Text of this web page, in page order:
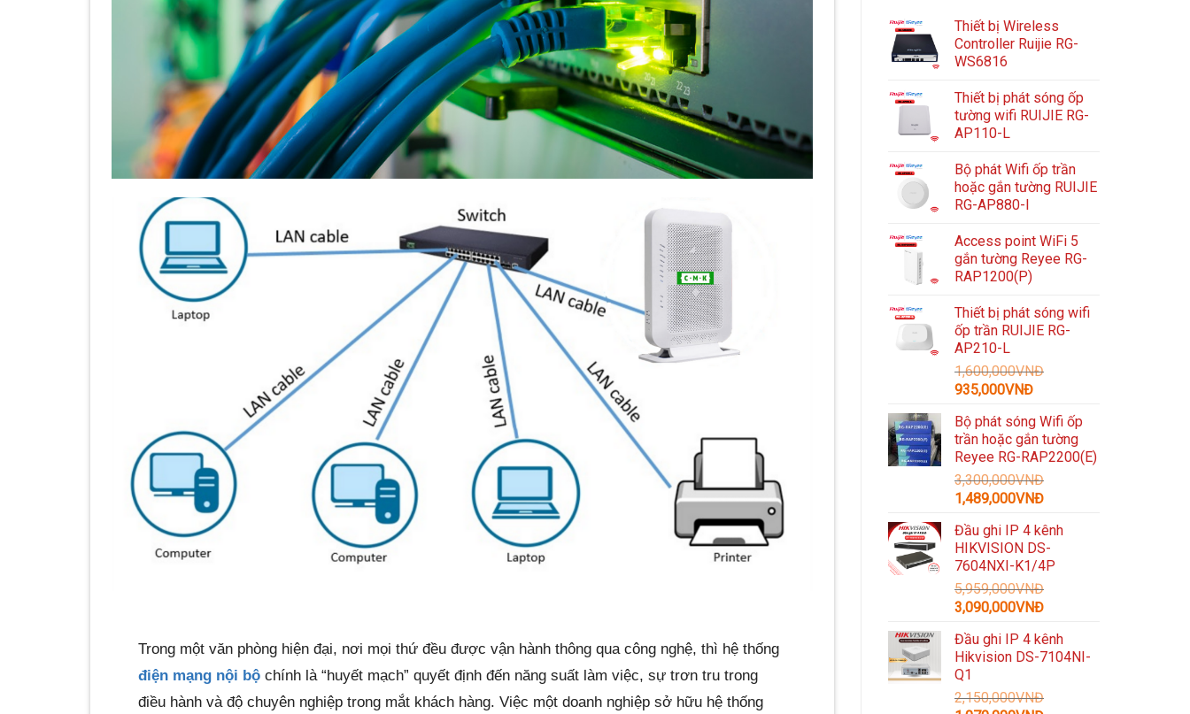
Trong một văn phòng hiện đại, nơi mọi thứ đều được vận hành thông qua công nghệ, thì hệ thống
điện mạng nội bộ chính là “huyết mạch” quyết định đến năng suất làm việc, sự trơn tru trong
điều hành và độ chuyên nghiệp trong mắt khách hàng. Việc một doanh nghiệp sở hữu hệ thống
Thiết bị Wireless
Controller Ruijie RG-
WS6816
Thiết bị phát sóng ốp
tường wifi RUIJIE RG-
AP110-L
Bộ phát Wifi ốp trần
hoặc gắn tường RUIJIE
RG-AP880-I
Access point WiFi 5
gắn tường Reyee RG-
RAP1200(P)
Thiết bị phát sóng wifi
ốp trần RUIJIE RG-
AP210-L
1,600,000VNĐ
Giá
là:
1,600,000VNĐ.
935,000VNĐGiá
tại
là:
935,000VNĐ.
Bộ phát sóng Wifi ốp
trần hoặc gắn tường
Reyee RG-RAP2200(E)
3,300,000VNĐ
Giá
là:
3,300,000VNĐ.
1,489,000VNĐGiá
tại
là:
1,489,000VNĐ.
Đầu ghi IP 4 kênh
HIKVISION DS-
7604NXI-K1/4P
5,959,000VNĐ
Giá
là:
5,959,000VNĐ.
3,090,000VNĐGiá
tại
là:
Đầu ghi IP 4 kênh
Hikvision DS-7104NI-
Q1
2,150,000VNĐ